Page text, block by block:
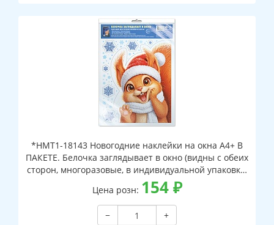
*НМТ1-18143 Новогодние наклейки на окна А4+ В
ПАКЕТЕ. Белочка заглядывает в окно (видны с обеих
сторон, многоразовые, в индивидуальной упаковке,
с европодвесом и клеевым клапаном)
Цена розн: 154₽
−
+